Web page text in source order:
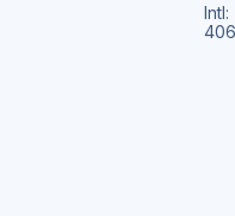
Intl: